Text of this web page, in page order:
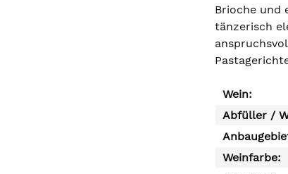
Brioche und
tänzerisch
Wein:
Abfüller /
Weinfarbe: